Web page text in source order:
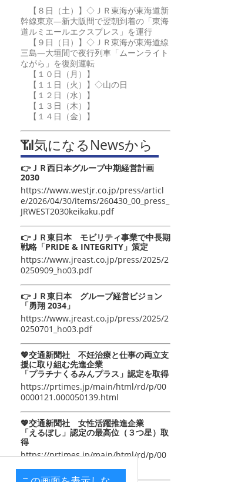
【８日（土）】◇ＪＲ東海が東海道新
幹線東京―新大阪間で翌朝到着の「東海
道ルミエールエクスプレス」を運行
【９日（日）】◇ＪＲ東海が東海道線
三島―大垣間で夜行列車「ムーンライト
ながら」を復刻運転
【１０日（月）】
【１１日（火）】◇山の日
【１２日（水）】
【１３日（木）】
【１４日（金）】
📶気になるNewsから
👉ＪＲ西日本グループ中期経営計画
2030
https://www.westjr.co.jp/press/articl
e/2026/04/30/items/260430_00_press_
JRWEST2030keikaku.pdf
👉ＪＲ東日本 モビリティ事業で中長期
戦略「PRIDE & INTEGRITY」策定
https://www.jreast.co.jp/press/2025/2
0250909_ho03.pdf
👉ＪＲ東日本 グループ経営ビジョン
「勇翔 2034」
https://www.jreast.co.jp/press/2025/2
0250701_ho03.pdf
💖交通新聞社 不妊治療と仕事の両立支
援に取り組む先進企業
「プラチナくるみんプラス」認定を取得
https://prtimes.jp/main/html/rd/p/00
0000121.000050139.html
💖交通新聞社 女性活躍推進企業
「えるぼし」認定の最高位（３つ星）取
得
https://prtimes.jp/main/html/rd/p/00